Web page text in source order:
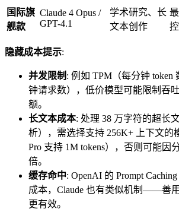
国际旗
舰款
Claude 4 Opus /
GPT-4.1
学术研究、长
文本创作
隐藏成本提示:
并发限制 : 例如 TPM（每分钟 token
钟请求数），低价模型可能限制吞
额。
长文本成本: 处理 38 万字符的超长
析），需选择支持 256K+ 上下文的
Pro 支持 1M tokens），否则可能因
倍。
缓存命中: OpenAI 的 Prompt
成本，Claude 也有类似机制——善
更有效。